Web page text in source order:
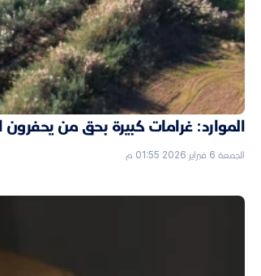
الموارد: غرامات كبيرة بحق من يحفرون
الجمعة 6 فبراير 2026 01:55 م